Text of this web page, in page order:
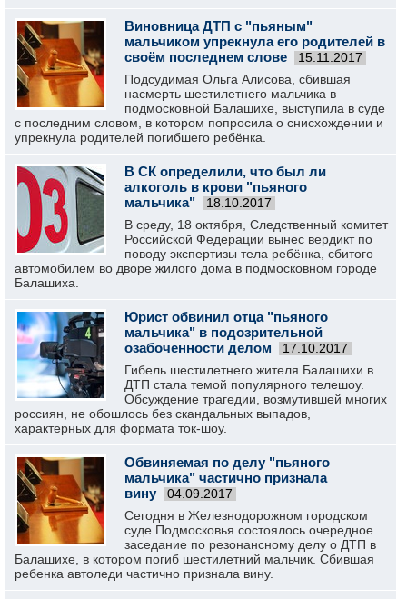
Виновница ДТП с "пьяным"
мальчиком упрекнула его родителей в
своём последнем слове
15.11.2017
Подсудимая Ольга Алисова, сбившая
насмерть шестилетнего мальчика в
подмосковной Балашихе, выступила в суде
с последним словом, в котором попросила о снисхождении и
упрекнула родителей погибшего ребёнка.
В СК определили, что был ли
алкоголь в крови "пьяного
мальчика"
18.10.2017
В среду, 18 октября, Следственный комитет
Российской Федерации вынес вердикт по
поводу экспертизы тела ребёнка, сбитого
автомобилем во дворе жилого дома в подмосковном городе
Балашиха.
Юрист обвинил отца "пьяного
мальчика" в подозрительной
озабоченности делом
17.10.2017
Гибель шестилетнего жителя Балашихи в
ДТП стала темой популярного телешоу.
Обсуждение трагедии, возмутившей многих
россиян, не обошлось без скандальных выпадов,
характерных для формата ток-шоу.
Обвиняемая по делу "пьяного
мальчика" частично признала
вину
04.09.2017
Сегодня в Железнодорожном городском
суде Подмосковья состоялось очередное
заседание по резонансному делу о ДТП в
Балашихе, в котором погиб шестилетний мальчик. Сбившая
ребенка автоледи частично признала вину.